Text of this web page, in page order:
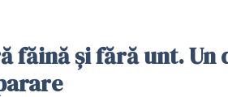
făină și fără unt.